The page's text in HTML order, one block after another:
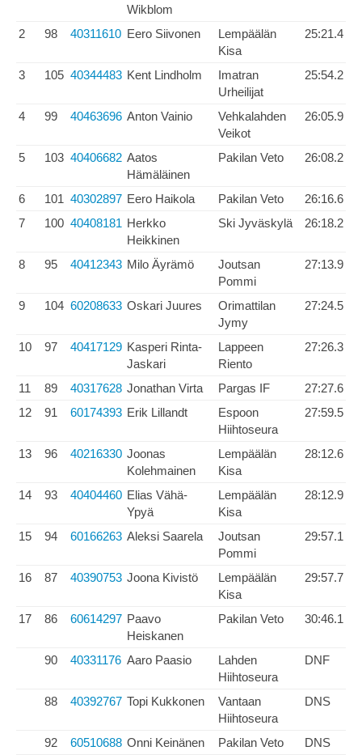
Wikblom
2 98 40311610 Eero Siivonen
Lempäälän
Kisa
25:21.4
3 105 40344483 Kent Lindholm
Imatran
Urheilijat
25:54.2
4 99 40463696 Anton Vainio
Vehkalahden
Veikot
26:05.9
5 103 40406682 Aatos
Hämäläinen
Pakilan Veto 26:08.2
6 101 40302897 Eero Haikola Pakilan Veto
26:16.6
7
100 40408181 Herkko
Heikkinen
Ski Jyväskylä 26:18.2
8 95 40412343 Milo Äyrämö
Joutsan
Pommi
27:13.9
9 104 60208633 Oskari Juures
Orimattilan
Jymy
27:24.5
10 97 40417129 Kasperi Rinta-
Jaskari
Lappeen
Riento
27:26.3
11 89 40317628 Jonathan Virta Pargas IF
27:27.6
12
91 60174393 Erik Lillandt
Espoon
Hiihtoseura
27:59.5
13 96 40216330 Joonas
Kolehmainen
Lempäälän
Kisa
28:12.6
14 93 40404460 Elias Vähä-
Ypyä
Lempäälän
Kisa
28:12.9
15 94 60166263 Aleksi Saarela
Joutsan
Pommi
29:57.1
16 87 40390753 Joona Kivistö
Lempäälän
Kisa
29:57.7
17 86 60614297 Paavo
Heiskanen
Pakilan Veto 30:46.1
90 40331176 Aaro Paasio
Lahden
Hiihtoseura
DNF
88 40392767 Topi Kukkonen
Vantaan
Hiihtoseura
DNS
92 60510688 Onni Keinänen Pakilan Veto DNS